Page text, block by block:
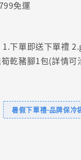
免運
下單即送下單禮
乾豬腳1包(詳情可
暑假下單禮-品牌保冷